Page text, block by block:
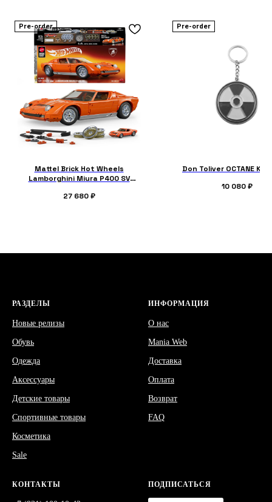
Pre-order
Mattel Brick Hot Wheels
Lamborghini Miura P400 SV
27 680 ₽
Pre-order
Don Toliver OCTANE
10 080 ₽
РАЗДЕЛЫ
Новые релизы
Обувь
Одежда
Аксессуары
Детские товары
Спортивные товары
Косметика
Sale
ИНФОРМАЦИЯ
О нас
Mania Web
Доставка
Оплата
Возврат
FAQ
КОНТАКТЫ ПОДПИСАТЬСЯ